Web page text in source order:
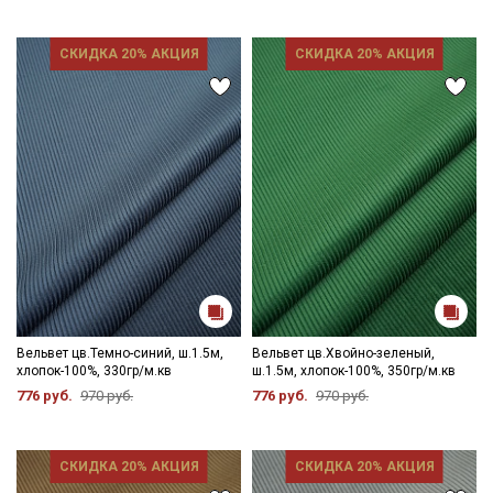
Цветопередача (тон) может отличаться от оригинального
цвета ткани в зависимости от настроек вашего монитора и в
зависимости от партии.
СКИДКА 20% АКЦИЯ
Вельвет цв.Темно-синий, ш.1.5м,
хлопок-100%, 330гр/м.кв
776 руб. 970 руб.
СКИДКА 20% АКЦИЯ
Вельвет цв.Хвойно-зеленый,
ш.1.5м, хлопок-100%, 350гр/м.кв
776 руб. 970 руб.
СКИДКА 20% АКЦИЯ СКИДКА 20% АКЦИЯ